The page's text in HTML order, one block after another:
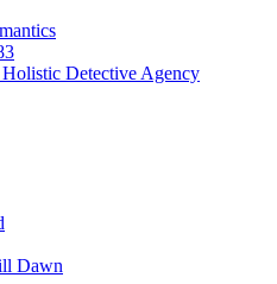
Detective Agency
Dawn